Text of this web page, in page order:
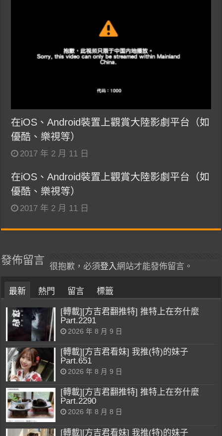
在iOS、Android裝置上觀賞大陸影劇平台（如
優酷、樂視等）
2017 年 2 月 11 日
在iOS、Android裝置上觀賞大陸影劇平台（如
優酷、樂視等）
2017 年 2 月 11 日
發佈留言
很抱歉，必須登入網站才能發佈留言。
最新 熱門 留言 標籤
[轉載][方吉君翻推特] 推特上在夯什麼
Part.2291
2026 年 8 月 9 日
[轉載][方吉君看妹] 我推(特)的妹子
Part.651
2026 年 8 月 9 日
[轉載][方吉君翻推特] 推特上在夯什麼
Part.2290
2026 年 8 月 8 日
[轉載][方吉君看妹] 我推(特)的妹子